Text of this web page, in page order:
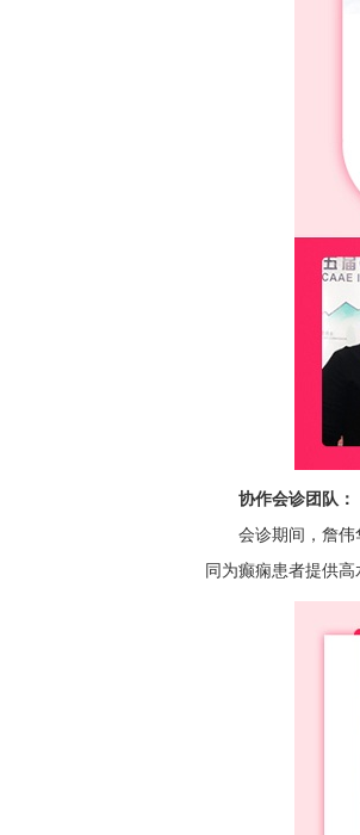
协作会诊团队：
会诊期间，詹
同为癫痫患者提供高